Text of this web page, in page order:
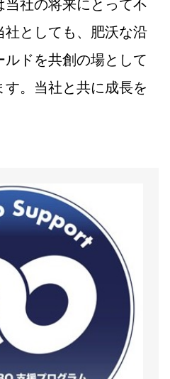
としても、肥沃な沿
ドを共創の場として
。当社と共に成長を